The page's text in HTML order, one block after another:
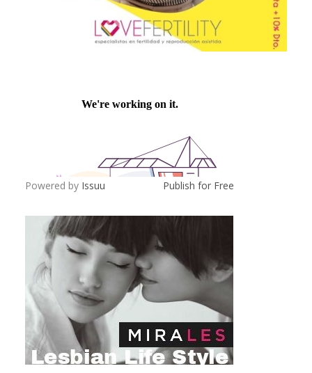
Powered by Issuu Publish for Free